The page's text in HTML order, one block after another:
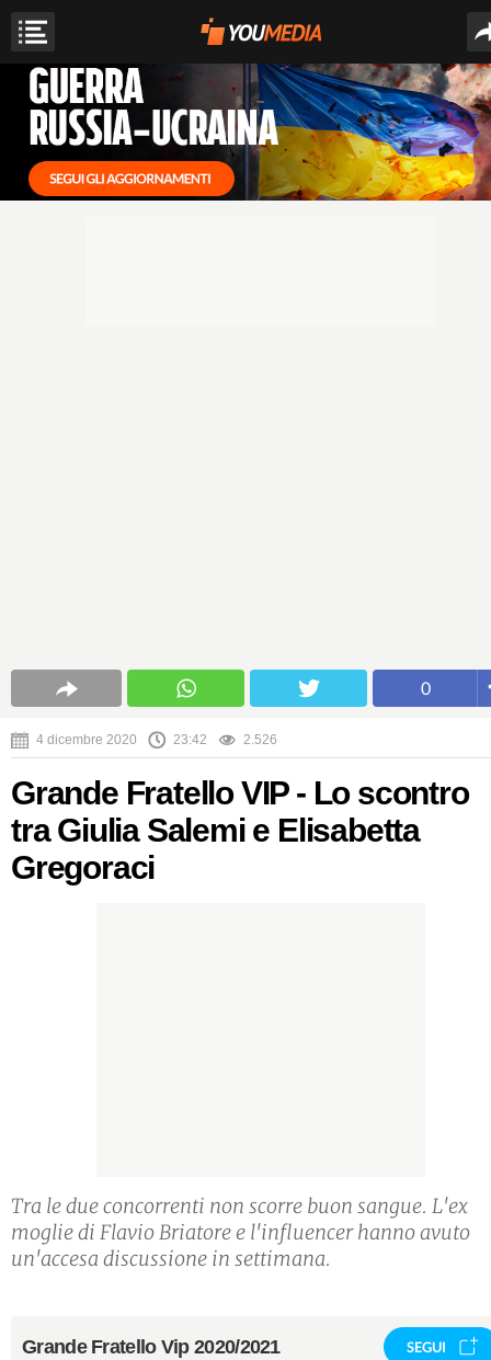
0
4 dicembre 2020 23:42 2.526
Grande Fratello VIP - Lo scontro
tra Giulia Salemi e Elisabetta
Gregoraci
Tra le due concorrenti non scorre buon sangue. L'ex
moglie di Flavio Briatore e l'influencer hanno avuto
un'accesa discussione in settimana.
Grande Fratello Vip 2020/2021 SEGUI